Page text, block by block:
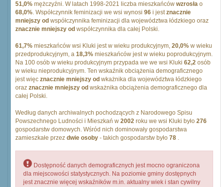
51,0% mężczyźni. W latach 1998-2021 liczba mieszkańców wzrosła o
68,0%. Współczynnik feminizacji we wsi wynosi 96 i jestznacznie
mniejszy od współczynnika feminizacji dla województwa łódzkiego oraz
znacznie mniejszy od współczynnika dla całej Polski.
61,7% mieszkańców wsi Kluki jest w wieku produkcyjnym, 20,0% w wieku
przedprodukcyjnym, a 18,3% mieszkańców jest w wieku poprodukcyjnym.
Na 100 osób w wieku produkcyjnym przypada we we wsi Kluki 62,2 osób
w wieku nieprodukcyjnym. Ten wskaźnik obciążenia demograficznego
jest więc znacznie mniejszy od wkażnika dla województwa łódzkiego
oraz znacznie mniejszy od wskażnika obciążenia demograficznego dla
całej Polski.
Według danych archiwalnych pochodzących z Narodowego Spisu
Powszechnego Ludności i Mieszkań w 2002 roku we wsi Kluki było 276
gospodarstw domowych. Wśród nich dominowały gospodarstwa
zamieszkałe przez dwie osoby - takich gospodarstw było 78 .
Dostępność danych demograficznych jest mocno ograniczona
dla miejscowości statystycznych. Na poziomie gminy dostępnych
jest znacznie więcej wskaźników m.in. aktualny wiek i stan cywilny